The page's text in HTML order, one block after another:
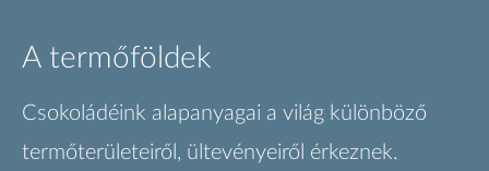
A termőföldek
Csokoládéink alapanyagai a világ különböző
termőterületeiről, ültevényeiről érkeznek.